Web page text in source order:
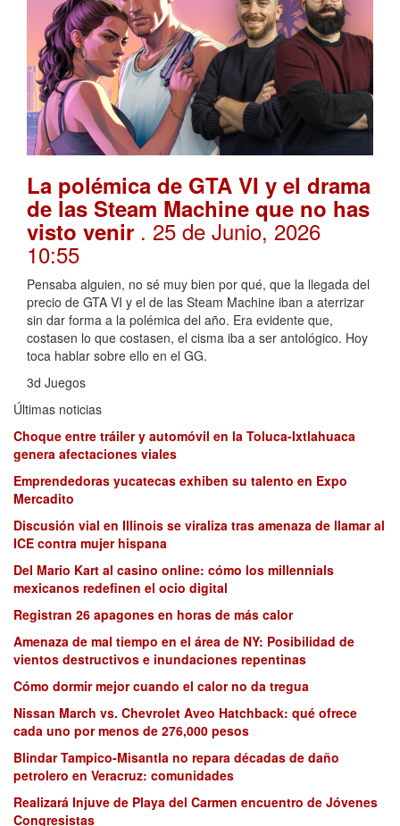
La polémica de GTA VI y el drama
de las Steam Machine que no has
visto venir . 25 de Junio, 2026
10:55
Pensaba alguien, no sé muy bien por qué, que la llegada del
precio de GTA VI y el de las Steam Machine iban a aterrizar
sin dar forma a la polémica del año. Era evidente que,
costasen lo que costasen, el cisma iba a ser antológico. Hoy
toca hablar sobre ello en el GG.
3d Juegos
Últimas noticias
Choque entre tráiler y automóvil en la Toluca-Ixtlahuaca
genera afectaciones viales
Emprendedoras yucatecas exhiben su talento en Expo
Mercadito
Discusión vial en Illinois se viraliza tras amenaza de llamar al
ICE contra mujer hispana
Del Mario Kart al casino online: cómo los millennials
mexicanos redefinen el ocio digital
Registran 26 apagones en horas de más calor
Amenaza de mal tiempo en el área de NY: Posibilidad de
vientos destructivos e inundaciones repentinas
Cómo dormir mejor cuando el calor no da tregua
Nissan March vs. Chevrolet Aveo Hatchback: qué ofrece
cada uno por menos de 276,000 pesos
Blindar Tampico-Misantla no repara décadas de daño
petrolero en Veracruz: comunidades
Realizará Injuve de Playa del Carmen encuentro de Jóvenes
Congresistas